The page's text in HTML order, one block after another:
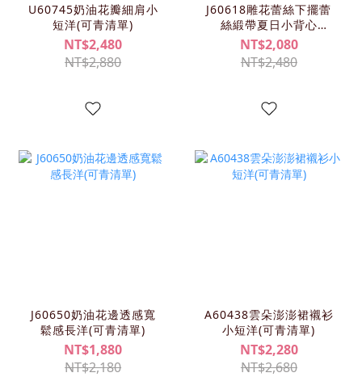
U60745奶油花瓣細肩小
短洋(可青清單)
NT$2,480
NT$2,880
J60618雕花蕾絲下擺蕾
絲緞帶夏日小背心
(KIMY/可青清單))
NT$2,080
NT$2,480
J60650奶油花邊透感寬
鬆感長洋(可青清單)
NT$1,880
NT$2,180
A60438雲朵澎澎裙襯衫
小短洋(可青清單)
NT$2,280
NT$2,680